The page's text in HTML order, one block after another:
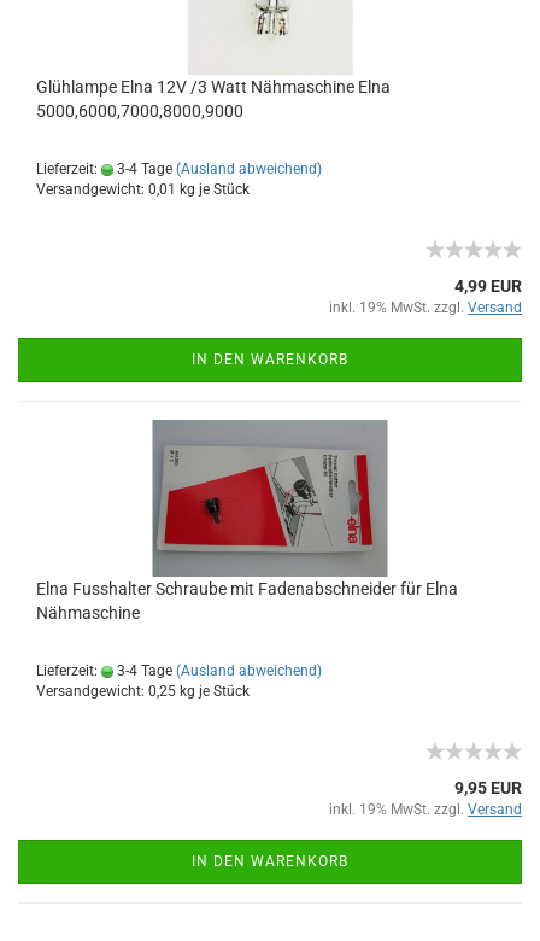
Glühlampe Elna 12V /3 Watt Nähmaschine Elna
5000,6000,7000,8000,9000
Lieferzeit: 3-4 Tage (Ausland abweichend)
Versandgewicht: 0,01 kg je Stück
4,99 EUR
inkl. 19% MwSt. zzgl. Versand
IN DEN WARENKORB
Elna Fusshalter Schraube mit Fadenabschneider für Elna
Nähmaschine
Lieferzeit: 3-4 Tage (Ausland abweichend)
Versandgewicht: 0,25 kg je Stück
9,95 EUR
inkl. 19% MwSt. zzgl. Versand
IN DEN WARENKORB